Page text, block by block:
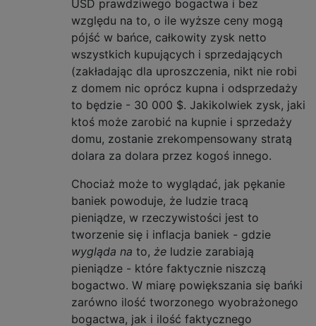
USD prawdziwego bogactwa i bez
względu na to, o ile wyższe ceny mogą
pójść w bańce, całkowity zysk netto
wszystkich kupujących i sprzedających
(zakładając dla uproszczenia, nikt nie robi
z domem nic oprócz kupna i odsprzedaży
to będzie - 30 000 $. Jakikolwiek zysk, jaki
ktoś może zarobić na kupnie i sprzedaży
domu, zostanie zrekompensowany stratą
dolara za dolara przez kogoś innego.
Chociaż może to wyglądać, jak pękanie
baniek powoduje, że ludzie tracą
pieniądze, w rzeczywistości jest to
tworzenie się i inflacja baniek - gdzie
wygląda na to, że ludzie zarabiają
pieniądze - które faktycznie niszczą
bogactwo. W miarę powiększania się bańki
zarówno ilość tworzonego wyobrażonego
bogactwa, jak i ilość faktycznego